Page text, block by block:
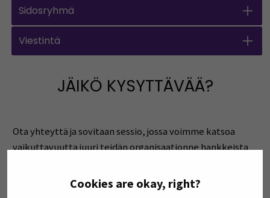
Cookies are okay, right?
Sidosryhmä
Viestintä
JÄIKÖ KYSYTTÄVÄÄ?
Ota yhteyttä ja sovitaan sessio, jossa voimme katsoa
vaikuttavuutta juuri teidän organisaationne hankkeista